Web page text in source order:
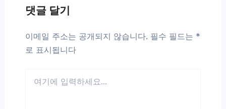
댓글 달기
이메일 주소는 공개되지 않습니다. 필수 필드는 *
로 표시됩니다